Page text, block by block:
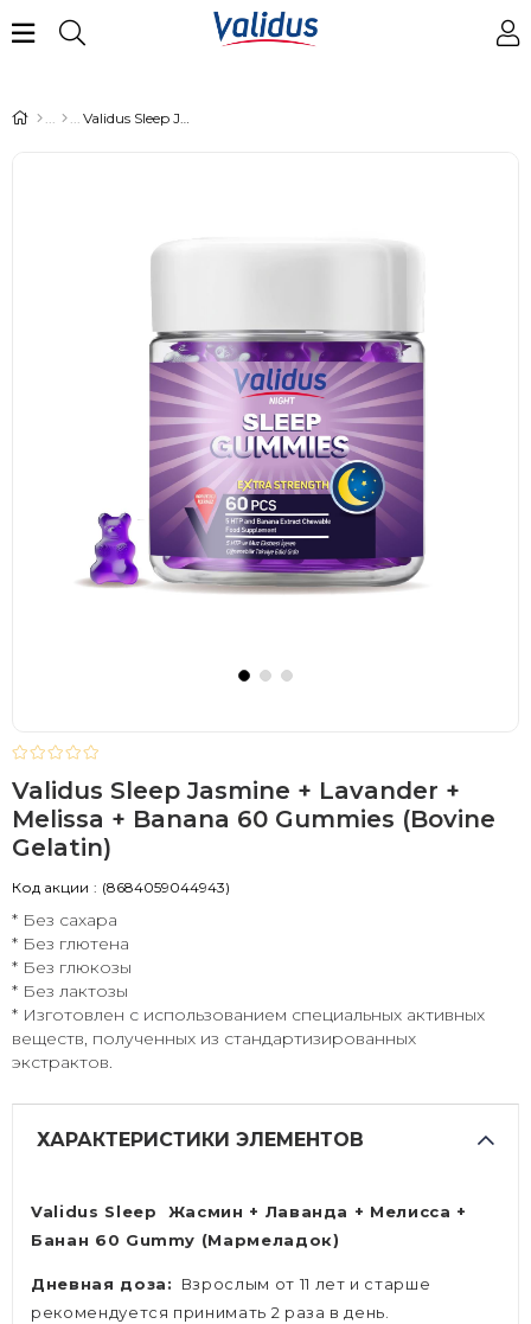
Validus Sleep Jasmine + Lavander + Melissa + Banana 60 Gummies (Bovine Gelatin)
Validus Sleep Jasmine + Lavander +
Melissa + Banana 60 Gummies (Bovine
Gelatin)
Код акции (8684059044943)
* Без сахара
* Без глютена
* Без глюкозы
* Без лактозы
* Изготовлен с использованием специальных активных
веществ, полученных из стандартизированных
экстрактов.
ХАРАКТЕРИСТИКИ ЭЛЕМЕНТОВ
Validus Sleep Жасмин + Лаванда + Мелисса +
Банан 60 Gummy (Мармеладок)
Дневная доза: Взрослым от 11 лет и старше
рекомендуется принимать 2 раза в день.